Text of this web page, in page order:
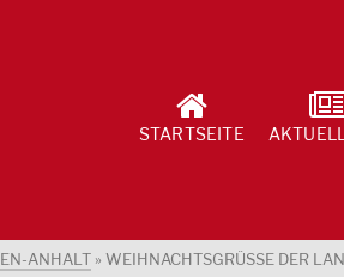
STARTSEITE
ANHALT » WEIHNACHTSGRÜSSE DER